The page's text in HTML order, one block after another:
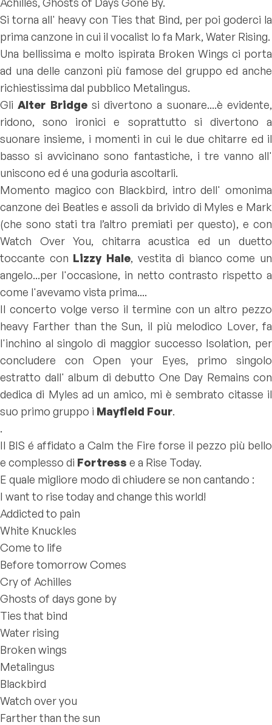
Si torna all' heavy con Ties that Bind, per poi goderci la
prima canzone in cui il vocalist lo fa Mark, Water Rising.
Una bellissima e molto ispirata Broken Wings ci porta
ad una delle canzoni più famose del gruppo ed anche
richiestissima dal pubblico Metalingus.
GliAlter Bridgesi divertono a suonare....è evidente,
ridono, sono ironici e soprattutto si divertono a
suonare insieme, i momenti in cui le due chitarre ed il
basso si avvicinano sono fantastiche, i tre vanno all'
uniscono ed é una goduria ascoltarli.
Momento magico con Blackbird, intro dell' omonima
canzone dei Beatles e assoli da brivido di Myles e Mark
(che sono stati tra l’altro premiati per questo), e con
Watch Over You, chitarra acustica ed un duetto
toccante con Lizzy Hale, vestita di bianco come un
angelo...per l'occasione, in netto contrasto rispetto a
come l'avevamo vista prima....
Il concerto volge verso il termine con un altro pezzo
heavy Farther than the Sun, il più melodico Lover, fa
l'inchino al singolo di maggior successo Isolation, per
concludere conOpen your Eyes, primo singolo
estratto dall' album di debutto One Day Remains con
dedica di Myles ad un amico, mi è sembrato citasse il
suo primo gruppo i Mayfield Four.
.
Il BIS é affidato aCalm the Fire forse il pezzo più bello
e complesso di Fortress e a Rise Today.
E quale migliore modo di chiudere se non cantando :
I want to rise today and change this world!
Addicted to pain
White Knuckles
Come to life
Before tomorrow Comes
Cry of Achilles
Ghosts of days gone by
Ties that bind
Water rising
Broken wings
Metalingus
Blackbird
Watch over you
Farther than the sun